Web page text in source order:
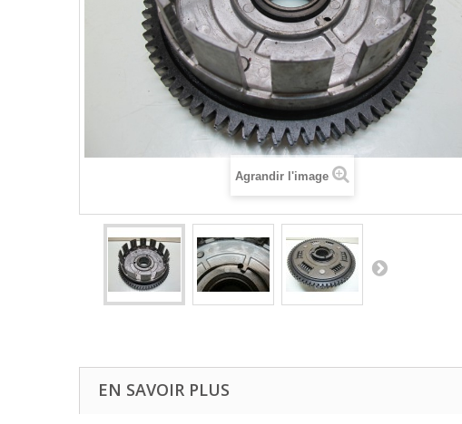
Agrandir l'image
EN SAVOIR PLUS